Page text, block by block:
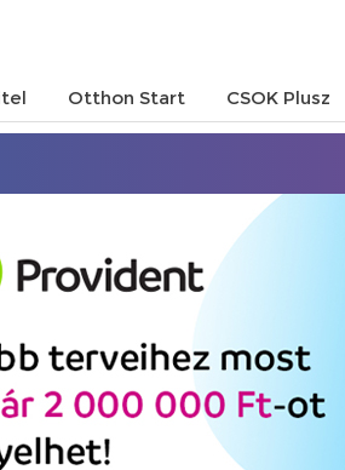
Otthon Start CSOK Plusz